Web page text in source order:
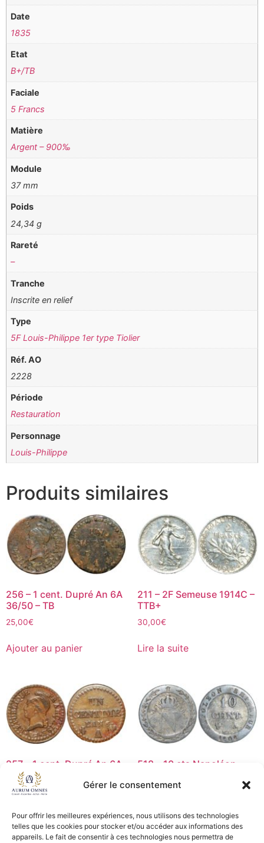
Gérer le consentement
Pour offrir les meilleures expériences, nous utilisons des technologies
telles que les cookies pour stocker et/ou accéder aux informations des
appareils. Le fait de consentir à ces technologies nous permettra de
Date
1835
Etat
B+/TB
Faciale
5 Francs
Matière
Argent – 900‰
Module
37 mm
Poids
24,34 g
Rareté
–
Tranche
Inscrite en relief
Type
5F Louis-Philippe 1er type Tiolier
Réf. AO
2228
Période
Restauration
Personnage
Louis-Philippe
Produits similaires
256 – 1 cent. Dupré An 6A
36/50 – TB
25,00€
Ajouter au panier
211 – 2F Semeuse 1914C –
TTB+
30,00€
Lire la suite
257 – 1 cent. Dupré An 6A
pt 6 53/50 – TB+
25,00€
Ajouter au panier
518 – 10 cts Napoléon
9,00 €
Lire la suite